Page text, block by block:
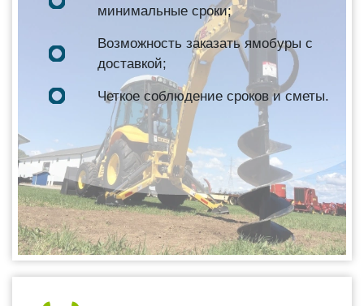
минимальные сроки;
Возможность заказать ямобуры с
доставкой;
Четкое соблюдение сроков и сметы.